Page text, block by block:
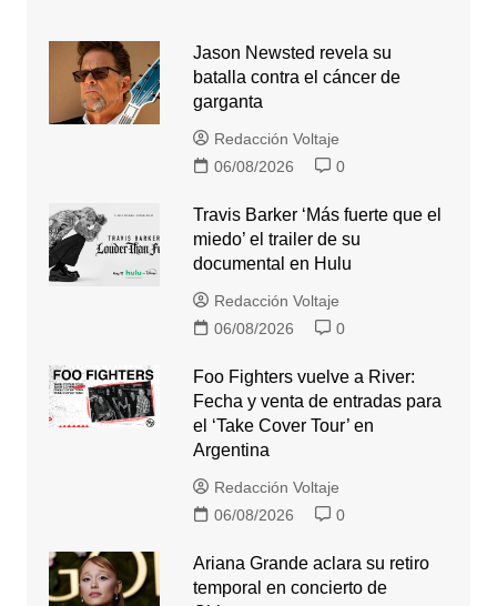
Jason Newsted revela su
batalla contra el cáncer de
garganta
Redacción Voltaje
06/08/2026
0
Travis Barker ‘Más fuerte que el
miedo’ el trailer de su
documental en Hulu
Redacción Voltaje
06/08/2026
0
Foo Fighters vuelve a River:
Fecha y venta de entradas para
el ‘Take Cover Tour’ en
Argentina
Redacción Voltaje
06/08/2026
0
Ariana Grande aclara su retiro
temporal en concierto de